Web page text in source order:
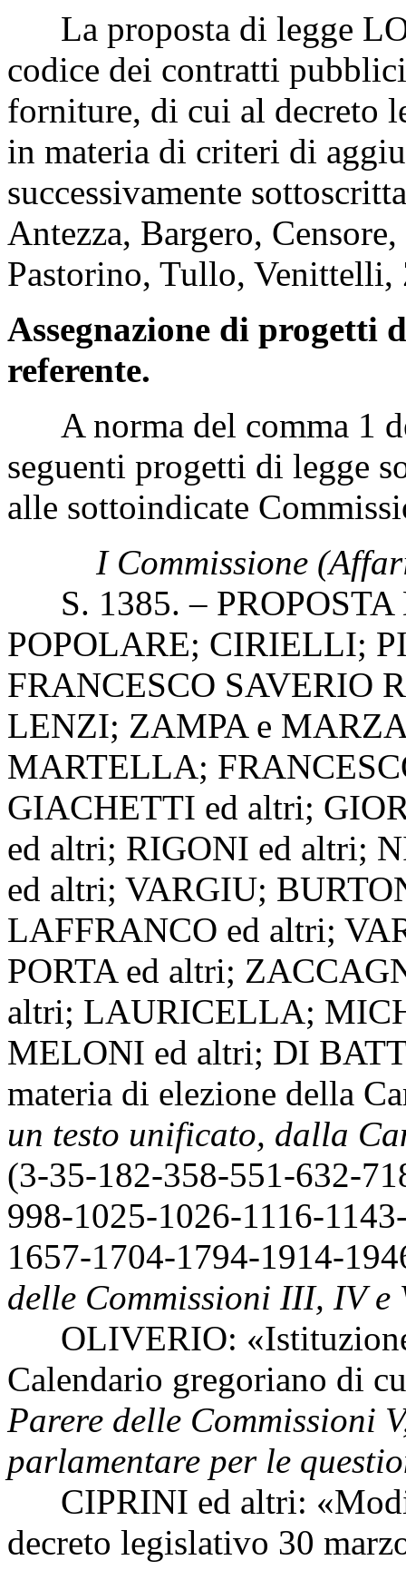
La proposta di legge
codice dei contratti
forniture, di cui al decreto
in materia di criteri di
successivamente
Antezza, Bargero,
Pastorino, Tullo, Venittelli,
Assegnazione di progetti
referente.
A norma del comma 1
seguenti progetti di legge
alle sottoindicate
I Commissione
S. 1385. –
POPOLARE; CIRIELLI;
FRANCESCO SAVERIO
LENZI; ZAMPA e
MARTELLA;
GIACHETTI ed altri;
ed altri; RIGONI ed altri;
ed altri; VARGIU;
LAFFRANCO ed altri;
PORTA ed altri;
altri; LAURICELLA;
MELONI ed altri; DI
materia di elezione della
un testo unificato, dalla
(3-35-182-358-551-632-
998-1025-1026-1116-
1657-1704-1794-1914-
delle Commissioni III, IV e
OLIVERIO: «Istituzione
Calendario gregoriano di
Parere delle Commissioni
parlamentare per le
CIPRINI ed altri:
decreto legislativo 30